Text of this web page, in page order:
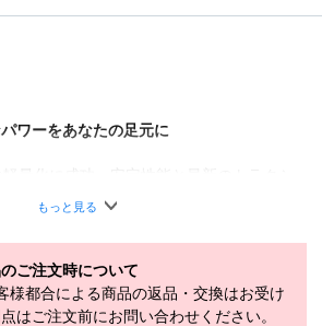
ワーをあなたの足元に
ーレベルのアスレチックシューズにリニュ
にくさ」と「快適性」
を維持しながら、ゴルフパフォーマンスを
もっと見る
ご注文時について
様都合による商品の返品・交換はお受け
はご注文前にお問い合わせください。